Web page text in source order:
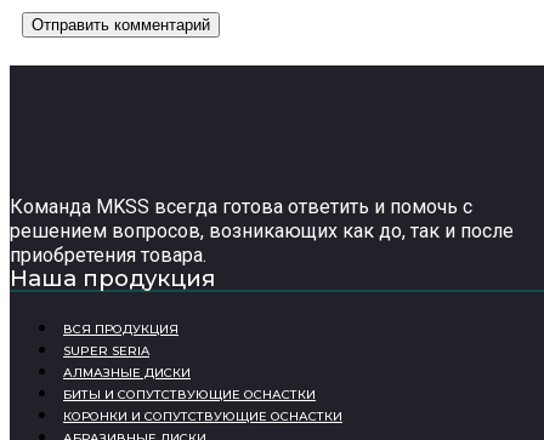
Команда MKSS всегда готова ответить и помочь с
решением вопросов, возникающих как до, так и после
приобретения товара.
Наша продукция
ВСЯ ПРОДУКЦИЯ
SUPER SERIA
АЛМАЗНЫЕ ДИСКИ
БИТЫ И СОПУТСТВУЮЩИЕ ОСНАСТКИ
КОРОНКИ И СОПУТСТВУЮЩИЕ ОСНАСТКИ